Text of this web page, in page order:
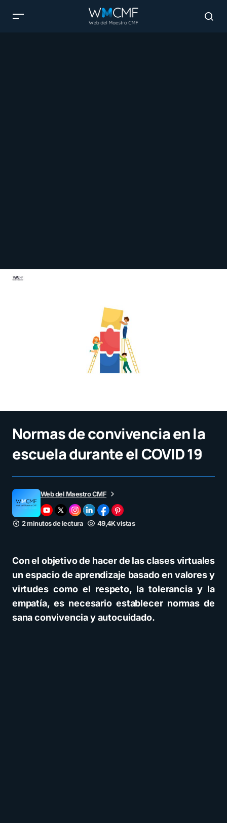
Normas de convivencia en la
escuela durante el COVID 19
Web del Maestro CMF
2 minutos de lectura 49,4K vistas
Con el objetivo de hacer de las clases virtuales
un espacio de aprendizaje basado en valores y
virtudes como el respeto, la tolerancia y la
empatía, es necesario establecer normas de
sana convivencia y autocuidado.